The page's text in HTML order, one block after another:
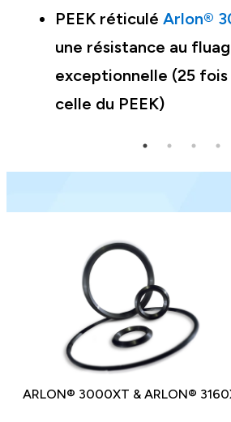
PEEK réticulé Arlon®
une résistance au
exceptionnelle (25
celle du PEEK)
ARLON® 3000XT & ARLON®